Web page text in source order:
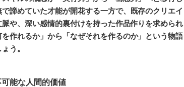
諦めていた才能が開花する一方で、既存のクリエイ
や、深い感情的裏付けを持った作品作りを求められ
作れるか」から「なぜそれを作るのか」という物語
う。
能な人間的価値